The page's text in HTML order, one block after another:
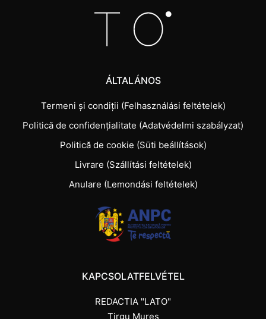
ÁLTALÁNOS
Termeni și condiții (Felhasználási feltételek)
Politică de confidențialitate (Adatvédelmi szabályzat)
Politică de cookie (Süti beállítások)
Livrare (Szállítási feltételek)
Anulare (Lemondási feltételek)
KAPCSOLATFELVÉTEL
REDACTIA "LATO"
Tirgu Mures